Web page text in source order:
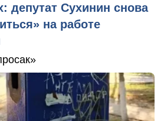
депутат Сухинин снова
на работе